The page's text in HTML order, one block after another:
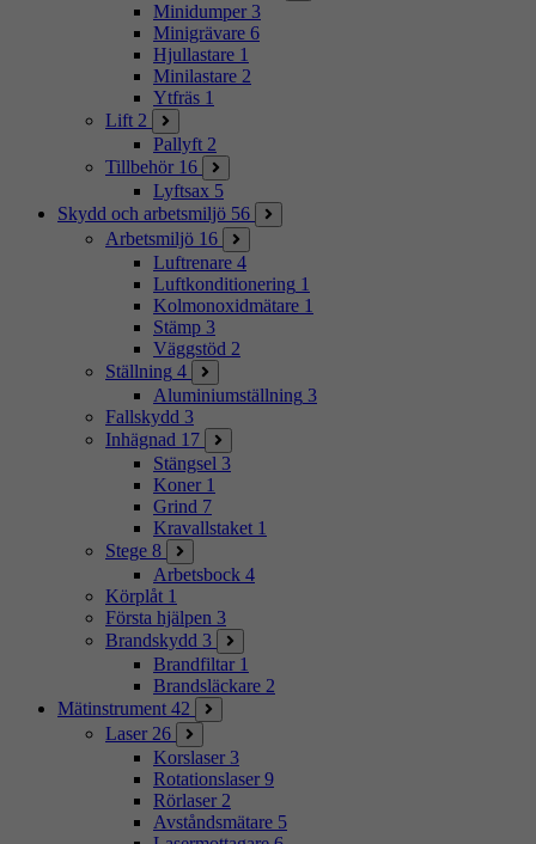
Minidumper 3
Minigrävare 6
Hjullastare 1
Minilastare 2
Ytfräs 1
Lift 2
Pallyft 2
Tillbehör 16
Lyftsax 5
Skydd och arbetsmiljö 56
Arbetsmiljö 16
Luftrenare 4
Luftkonditionering 1
Kolmonoxidmätare 1
Stämp 3
Väggstöd 2
Ställning 4
Aluminiumställning 3
Fallskydd 3
Inhägnad 17
Stängsel 3
Koner 1
Grind 7
Kravallstaket 1
Stege 8
Arbetsbock 4
Körplåt 1
Första hjälpen 3
Brandskydd 3
Brandfiltar 1
Brandsläckare 2
Mätinstrument 42
Laser 26
Korslaser 3
Rotationslaser 9
Rörlaser 2
Avståndsmätare 5